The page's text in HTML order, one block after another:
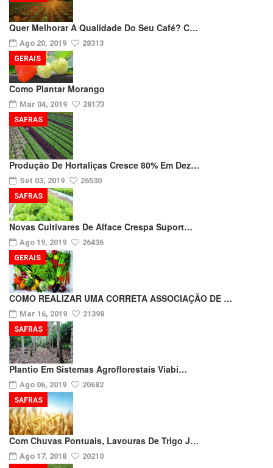
Quer Melhorar A Qualidade Do Seu Café? C…
Ago 20, 2019 28313
Como Plantar Morango
Mar 04, 2019 28173
GERAIS
Produção De Hortaliças Cresce 80% Em Dez…
Set 03, 2019 26530
SAFRAS
Novas Cultivares De Alface Crespa Suport…
Ago 19, 2019 26436
SAFRAS
COMO REALIZAR UMA CORRETA ASSOCIAÇÃO DE …
Mar 16, 2019 21398
GERAIS
Plantio Em Sistemas Agroflorestais Viabi…
Ago 06, 2019 20682
SAFRAS
Com Chuvas Pontuais, Lavouras De Trigo J…
Ago 17, 2018 20210
SAFRAS